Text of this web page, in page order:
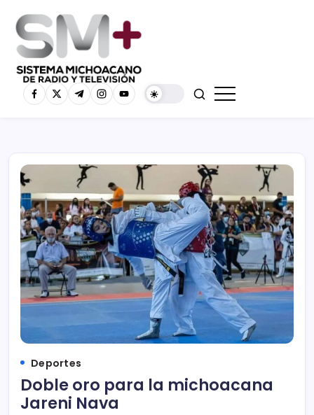
Deportes
Doble oro para la michoacana
Jareni Nava